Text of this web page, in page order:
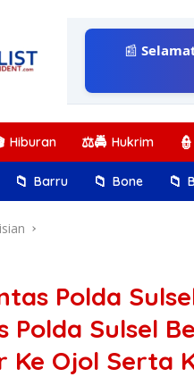
📰
Hiburan ⚖️🚔 Hukrim 👮
📁 Barru 📁 Bone 📁
Polda
Polda Sulsel
Ke Ojol Serta